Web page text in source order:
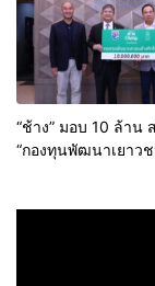
“ช้าง” มอบ 10 ล้าน
“กองทุนพัฒนาเยาว